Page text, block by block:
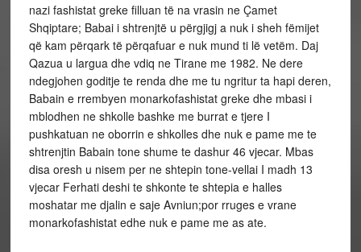
nazi fashistat greke filluan të na vrasin ne Çamet
Shqiptare; Babai i shtrenjtë u përgjigj a nuk i sheh fëmijet
që kam përqark të përqafuar e nuk mund ti lë vetëm. Daj
Qazua u largua dhe vdiq ne Tirane me 1982. Ne dere
ndegjohen goditje te renda dhe me tu ngritur ta hapi deren,
Babain e rrembyen monarkofashistat greke dhe mbasi i
mblodhen ne shkolle bashke me burrat e tjere I
pushkatuan ne oborrin e shkolles dhe nuk e pame me te
shtrenjtin Babain tone shume te dashur 46 vjecar. Mbas
disa oresh u nisem per ne shtepin tone-vellai I madh 13
vjecar Ferhati deshi te shkonte te shtepia e halles
moshatar me djalin e saje Avniun;por rruges e vrane
monarkofashistat edhe nuk e pame me as ate.